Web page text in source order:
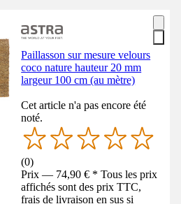
Paillasson sur mesure velours
coco nature hauteur 20 mm
largeur 100 cm (au mètre)
Cet article n'a pas encore été
noté.
(0)
Prix — 74,90 € * Tous les prix
affichés sont des prix TTC,
frais de livraison en sus si